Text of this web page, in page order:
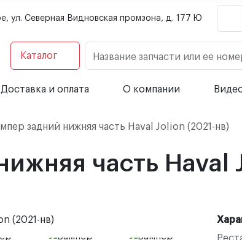
ул. Северная Видновская промзона, д. 177 Ю
Каталог Название запчасти или ее
Доставка и оплата О компании
задний нижняя часть Haval Jolion (2021-нв)
часть Haval